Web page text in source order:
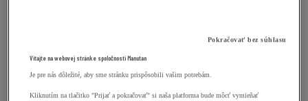
Pokračovať bez súhlasu
Vitajte na webovej stránke spoločnosti Manutan
Je pre nás dôležité, aby sme stránku prispôsobili vašim potrebám.
Kliknutím na tlačitko "Prijať a pokračovať" si naša platforma bude môcť vymieňať